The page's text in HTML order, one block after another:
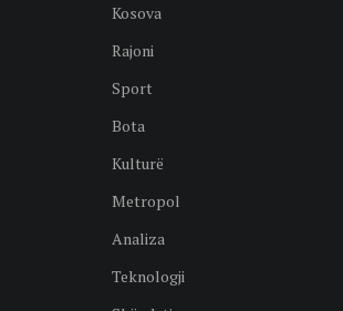
Kosova
Rajoni
Sport
Bota
Kulturë
Metropol
Analiza
Teknologji